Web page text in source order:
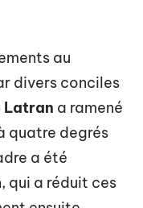
au
divers conciles
Latran a ramené
quatre degrés
a été
qui a réduit ces